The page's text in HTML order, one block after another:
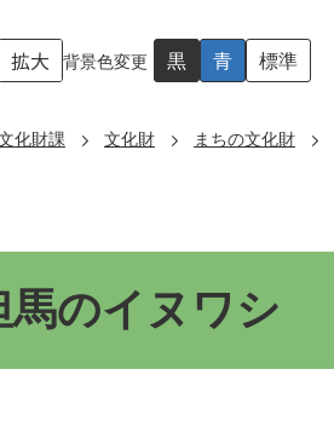
拡大 背景色変更 黒 青 標準
化財課 文化財 まちの文化財
のイヌワシ